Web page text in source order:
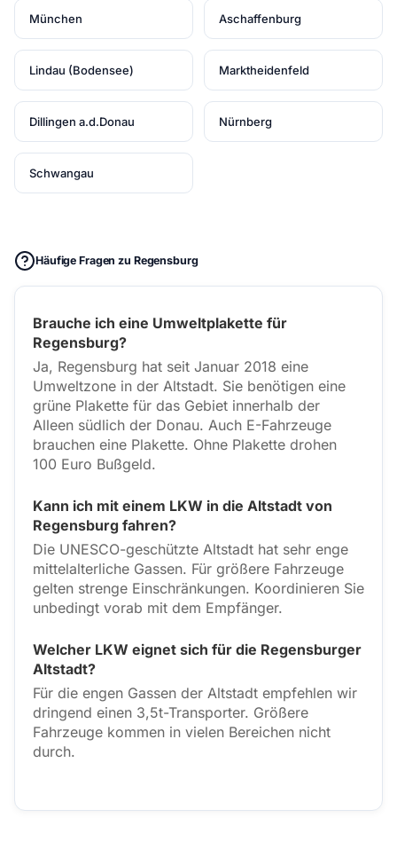
München Aschaffenburg
Lindau (Bodensee) Marktheidenfeld
Dillingen a.d.Donau Nürnberg
Schwangau
Häufige Fragen zu Regensburg
Brauche ich eine Umweltplakette für
Regensburg?
Ja, Regensburg hat seit Januar 2018 eine
Umweltzone in der Altstadt. Sie benötigen eine
grüne Plakette für das Gebiet innerhalb der
Alleen südlich der Donau. Auch E-Fahrzeuge
brauchen eine Plakette. Ohne Plakette drohen
100 Euro Bußgeld.
Kann ich mit einem LKW in die Altstadt von
Regensburg fahren?
Die UNESCO-geschützte Altstadt hat sehr enge
mittelalterliche Gassen. Für größere Fahrzeuge
gelten strenge Einschränkungen. Koordinieren Sie
unbedingt vorab mit dem Empfänger.
Welcher LKW eignet sich für die Regensburger
Altstadt?
Für die engen Gassen der Altstadt empfehlen wir
dringend einen 3,5t-Transporter. Größere
Fahrzeuge kommen in vielen Bereichen nicht
durch.